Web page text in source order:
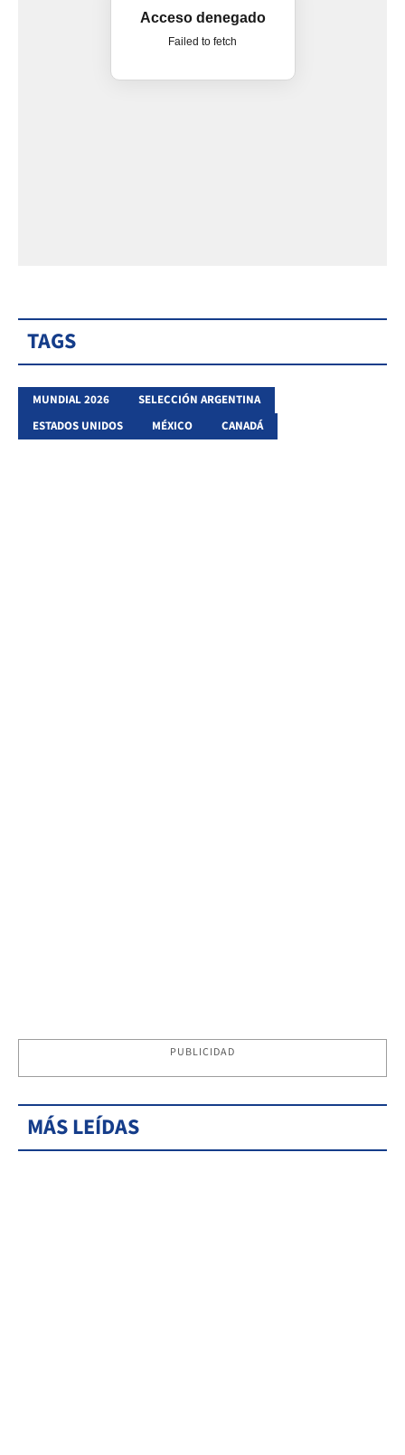
TAGS
MUNDIAL 2026
SELECCIÓN ARGENTINA
ESTADOS UNIDOS
MÉXICO CANADÁ
PUBLICIDAD
MÁS LEÍDAS